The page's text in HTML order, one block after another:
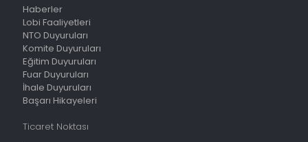
Haberler
Lobi Faaliyetleri
NTO Duyuruları
Komite Duyuruları
Eğitim Duyuruları
Fuar Duyuruları
İhale Duyuruları
Başarı Hikayeleri
Ticaret Noktası